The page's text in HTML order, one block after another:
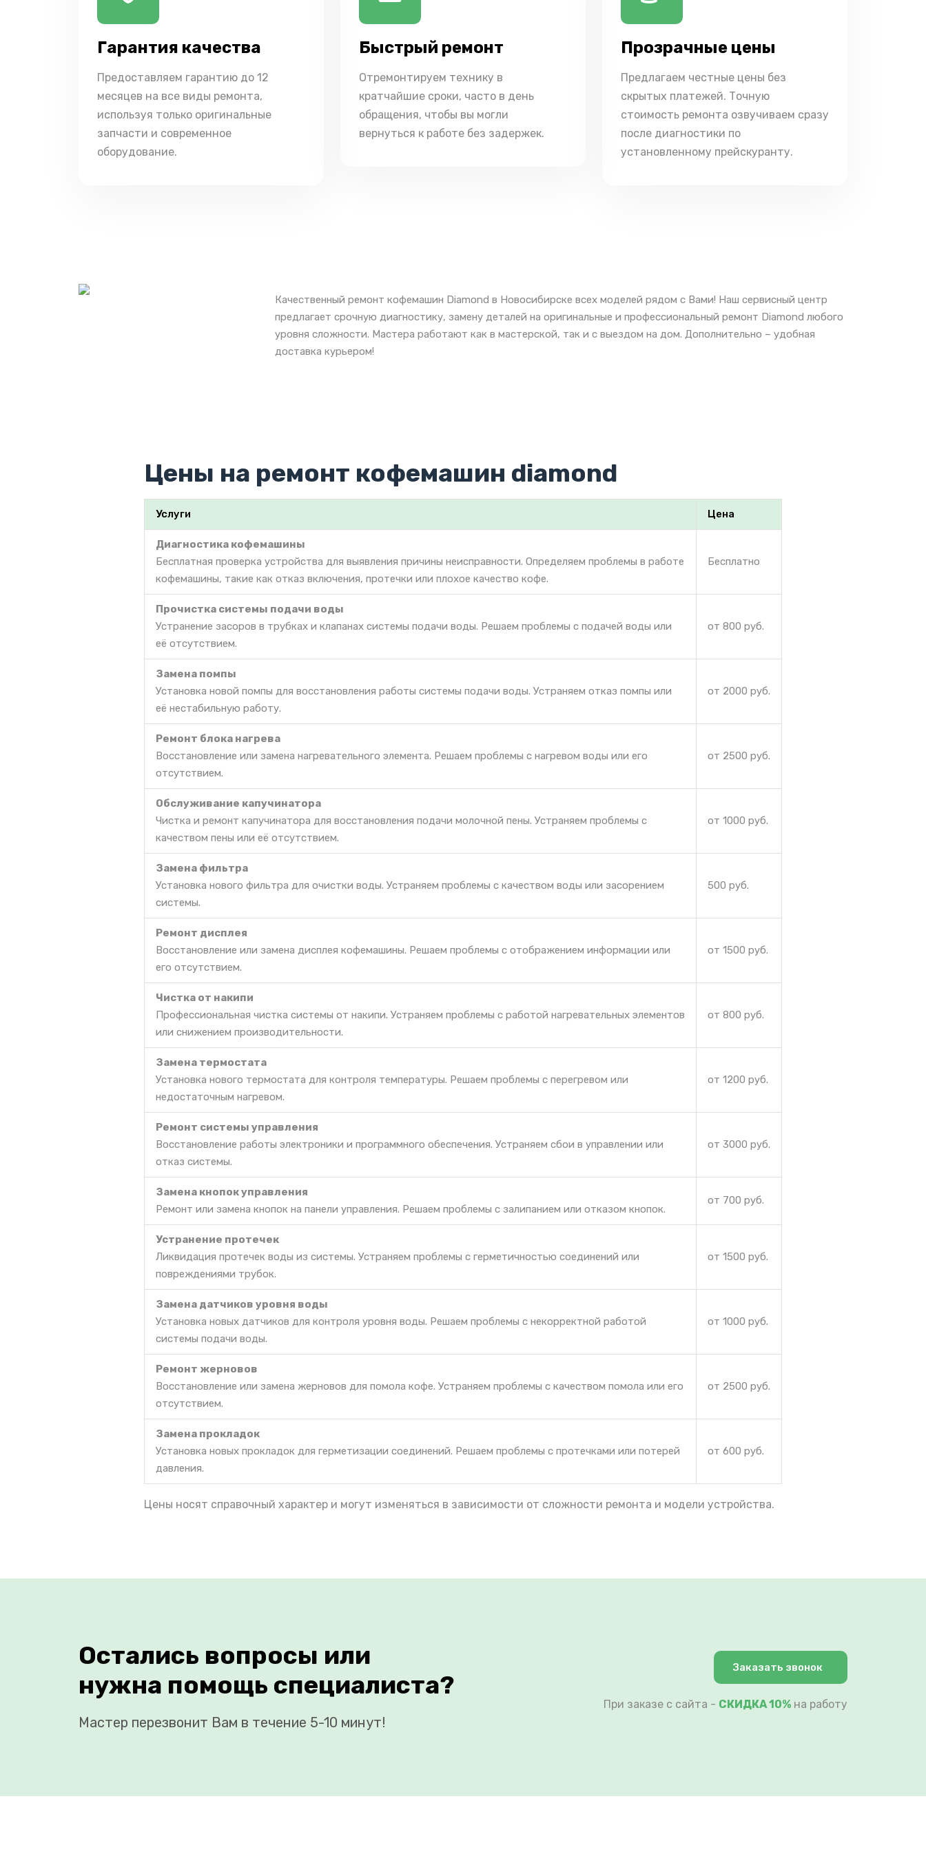
Гарантия качества
Предоставляем гарантию до 12
месяцев на все виды ремонта,
используя только оригинальные
запчасти и современное
оборудование.
Быстрый ремонт
Отремонтируем технику в
кратчайшие сроки, часто в день
обращения, чтобы вы могли
вернуться к работе без задержек.
Прозрачные цены
Предлагаем честные цены без
скрытых платежей. Точную
стоимость ремонта озвучиваем сразу
после диагностики по
установленному прейскуранту.
Качественный ремонт кофемашин Diamond в Новосибирске всех моделей рядом с Вами! Наш сервисный центр
предлагает срочную диагностику, замену деталей на оригинальные и профессиональный ремонт Diamond любого
уровня сложности. Мастера работают как в мастерской, так и с выездом на дом. Дополнительно – удобная
доставка курьером!
Цены на ремонт кофемашин diamond
Услуги Цена
Диагностика кофемашины
Бесплатная проверка устройства для выявления причины неисправности. Определяем проблемы в работе
кофемашины, такие как отказ включения, протечки или плохое качество кофе.
Бесплатно
Прочистка системы подачи воды
Устранение засоров в трубках и клапанах системы подачи воды. Решаем проблемы с подачей воды или
её отсутствием.
от 800 руб.
Замена помпы
Установка новой помпы для восстановления работы системы подачи воды. Устраняем отказ помпы или
её нестабильную работу.
от 2000 руб.
Ремонт блока нагрева
Восстановление или замена нагревательного элемента. Решаем проблемы с нагревом воды или его
отсутствием.
от 2500 руб.
Обслуживание капучинатора
Чистка и ремонт капучинатора для восстановления подачи молочной пены. Устраняем проблемы с
качеством пены или её отсутствием.
от 1000 руб.
Замена фильтра
Установка нового фильтра для очистки воды. Устраняем проблемы с качеством воды или засорением
системы.
500 руб.
Ремонт дисплея
Восстановление или замена дисплея кофемашины. Решаем проблемы с отображением информации или
его отсутствием.
от 1500 руб.
Чистка от накипи
Профессиональная чистка системы от накипи. Устраняем проблемы с работой нагревательных элементов
или снижением производительности.
от 800 руб.
Замена термостата
Установка нового термостата для контроля температуры. Решаем проблемы с перегревом или
недостаточным нагревом.
от 1200 руб.
Ремонт системы управления
Восстановление работы электроники и программного обеспечения. Устраняем сбои в управлении или
отказ системы.
от 3000 руб.
Замена кнопок управления
Ремонт или замена кнопок на панели управления. Решаем проблемы с залипанием или отказом кнопок.
от 700 руб.
Устранение протечек
Ликвидация протечек воды из системы. Устраняем проблемы с герметичностью соединений или
повреждениями трубок.
от 1500 руб.
Замена датчиков уровня воды
Установка новых датчиков для контроля уровня воды. Решаем проблемы с некорректной работой
системы подачи воды.
от 1000 руб.
Ремонт жерновов
Восстановление или замена жерновов для помола кофе. Устраняем проблемы с качеством помола или его
отсутствием.
от 2500 руб.
Замена прокладок
Установка новых прокладок для герметизации соединений. Решаем проблемы с протечками или потерей
давления.
от 600 руб.
Цены носят справочный характер и могут изменяться в зависимости от сложности ремонта и модели устройства.
Остались вопросы или
нужна помощь специалиста?
Мастер перезвонит Вам в течение 5-10 минут!
Заказать звонок
При заказе с сайта - СКИДКА 10% на работу